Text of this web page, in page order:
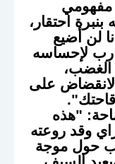
مفهومي
بنبرة احتقار،
لن أضيع
لإحساسه
الغضب،
على
"هذه
وقد روعته
حول موجة